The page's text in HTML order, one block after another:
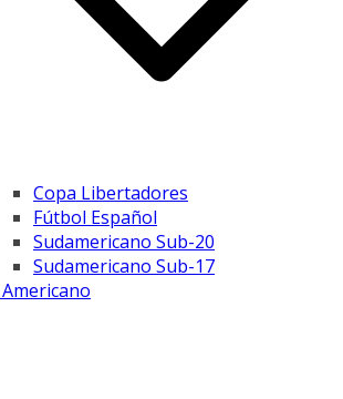
Copa Libertadores
Fútbol Español
Sudamericano Sub-20
Sudamericano Sub-17